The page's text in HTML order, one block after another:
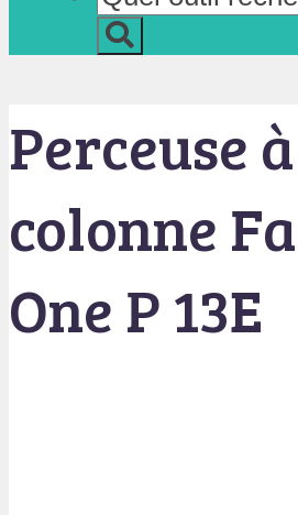
Perceuse à
colonne
One P 13E